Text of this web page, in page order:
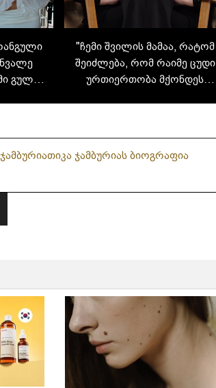
გულის
"ჩემი შვილის მამაა, რატომ
შეიძლება, რომ რაიმე ცუდი
ურთიერთობა მქონდეს
თიკა ჯამბურიას ბიოგრაფია